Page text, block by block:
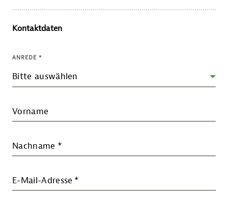
Kontaktdaten
ANREDE *
Vorname
Nachname *
E-Mail-Adresse *